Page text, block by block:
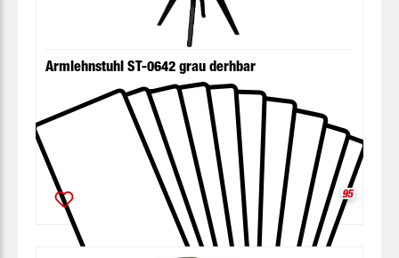
Armlehnstuhl ST-0642 grau derhbar
159.95